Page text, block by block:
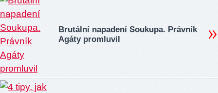
Brutální napadení Soukupa. Právník
Agáty promluvil